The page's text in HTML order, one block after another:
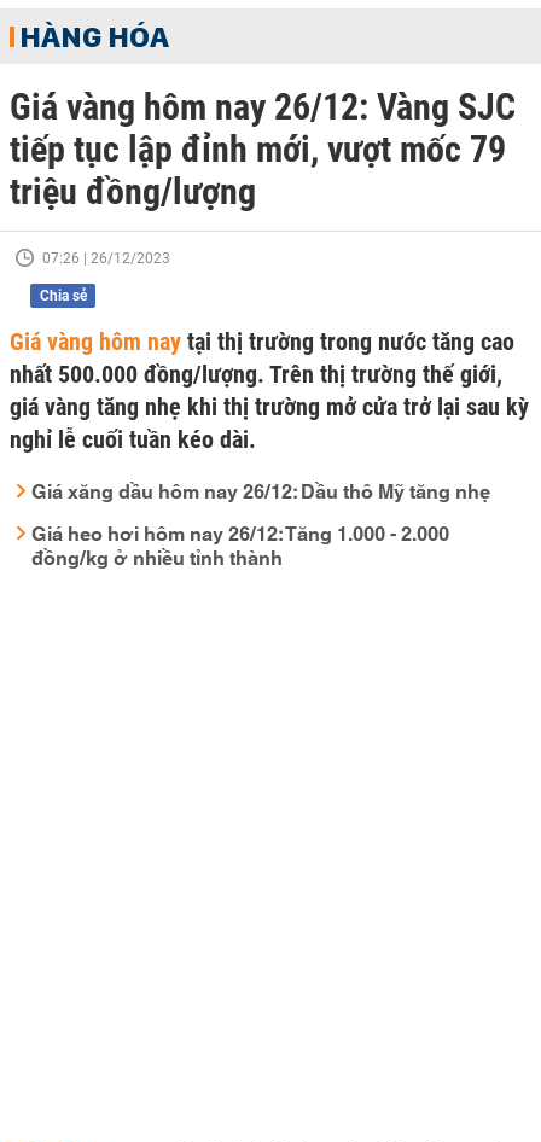
HÀNG HÓA
Giá vàng hôm nay 26/12: Vàng SJC
tiếp tục lập đỉnh mới, vượt mốc 79
triệu đồng/lượng
07:26 | 26/12/2023
Chia sẻ
Giá vàng hôm nay tại thị trường trong nước tăng cao
nhất 500.000 đồng/lượng. Trên thị trường thế giới,
giá vàng tăng nhẹ khi thị trường mở cửa trở lại sau kỳ
nghỉ lễ cuối tuần kéo dài.
Giá xăng dầu hôm nay 26/12: Dầu thô Mỹ tăng nhẹ
Giá heo hơi hôm nay 26/12: Tăng 1.000 - 2.000
đồng/kg ở nhiều tỉnh thành